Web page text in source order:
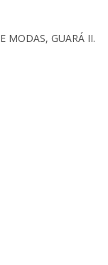
MODAS, GUARÁ II.